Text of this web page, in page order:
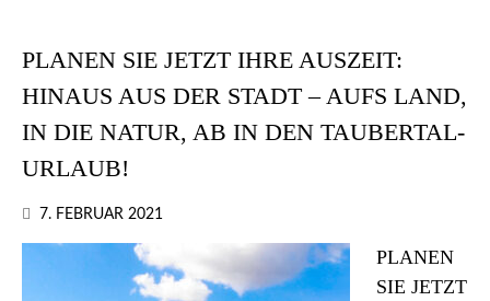
PLANEN SIE JETZT IHRE AUSZEIT:
HINAUS AUS DER STADT – AUFS LAND,
IN DIE NATUR, AB IN DEN TAUBERTAL-
URLAUB!
7. FEBRUAR 2021
PLANEN
SIE JETZT